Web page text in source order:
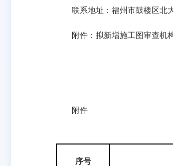
联系地址：福州市鼓楼区北大
附件：拟新增施工图审查机
福建
附件
序号